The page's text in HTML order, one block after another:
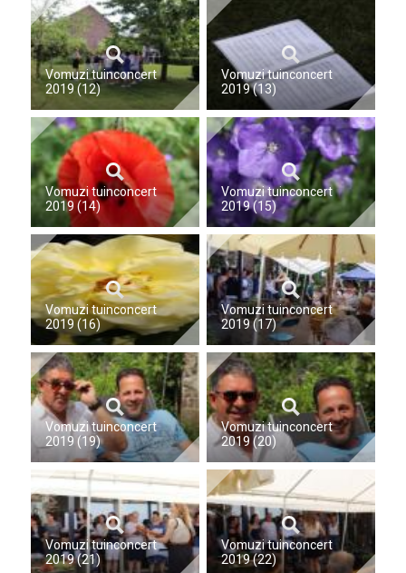
Vomuzi tuinconcert
2019 (12)
Vomuzi tuinconcert
2019 (13)
Vomuzi tuinconcert
2019 (14)
Vomuzi tuinconcert
2019 (15)
Vomuzi tuinconcert
2019 (16)
Vomuzi tuinconcert
2019 (17)
Vomuzi tuinconcert
2019 (19)
Vomuzi tuinconcert
2019 (20)
Vomuzi tuinconcert
2019 (21)
Vomuzi tuinconcert
2019 (22)